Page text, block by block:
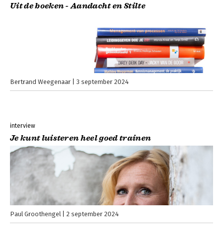
Uit de boeken - Aandacht en Stilte
Bertrand Weegenaar 3 september 2024
interview
Je kunt luisteren heel goed trainen
Paul Groothengel 2 september 2024